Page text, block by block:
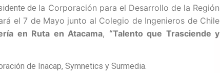
de la Corporación para el Desarrollo de la Región
el 7 de Mayo junto al Colegio de Ingenieros de Chile
en Ruta en Atacama, “Talento que Trasciende y
de Inacap, Symnetics y Surmedia.